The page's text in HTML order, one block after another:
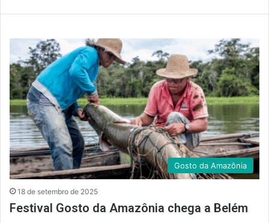
Gosto da Amazônia
18 de setembro de 2025
Festival Gosto da Amazônia chega a Belém